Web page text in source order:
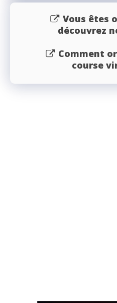
Vous êtes
découvrez
Comment
course